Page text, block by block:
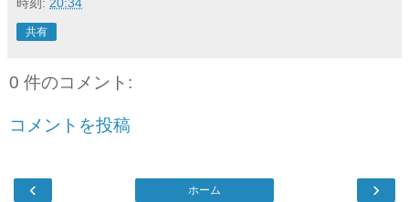
共有
0 件のコメント:
コメントを投稿
‹ ›
ホーム